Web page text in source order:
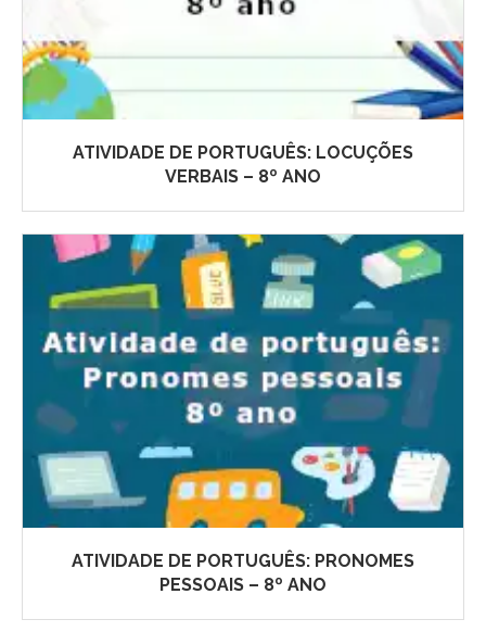
ATIVIDADE DE PORTUGUÊS: LOCUÇÕES
VERBAIS – 8º ANO
ATIVIDADE DE PORTUGUÊS: PRONOMES
PESSOAIS – 8º ANO